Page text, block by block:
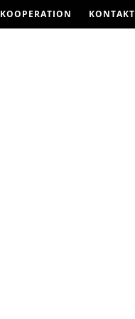
KOOPERATION KONTAKT